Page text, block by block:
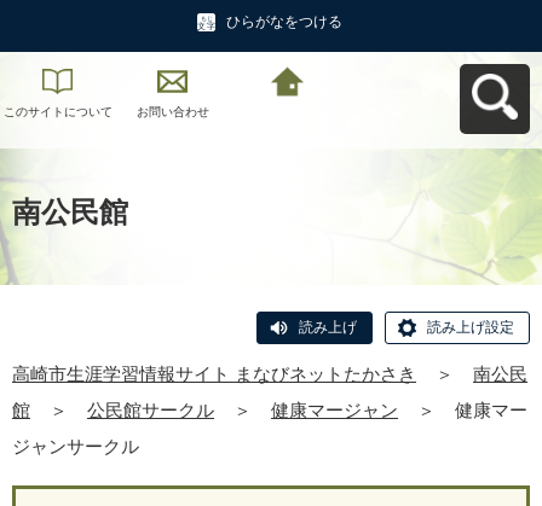
ひらがなをつける
このサイトについて お問い合わせ
南公民館
読み上げ 読み上げ設定
高崎市生涯学習情報サイト まなびネットたかさき ＞
南公民
館
＞ 公民館サークル ＞ 健康マージャン ＞
健康マー
ジャンサークル